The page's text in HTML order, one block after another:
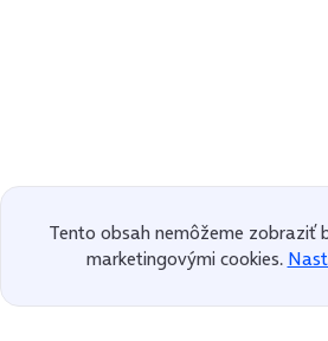
Tento obsah nemôžeme zobraziť
marketingovými cookies.